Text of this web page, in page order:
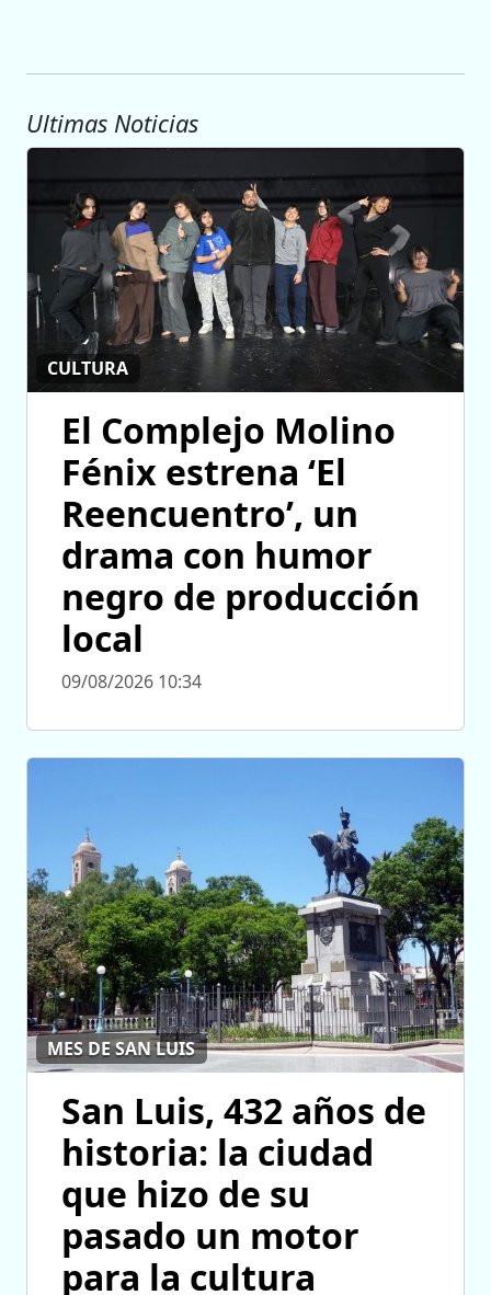
Ultimas Noticias
CULTURA
El Complejo Molino
Fénix estrena ‘El
Reencuentro’, un
drama con humor
negro de producción
local
09/08/2026 10:34
MES DE SAN LUIS
San Luis, 432 años de
historia: la ciudad
que hizo de su
pasado un motor
para la cultura